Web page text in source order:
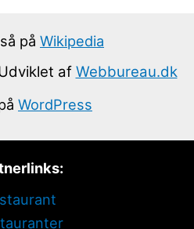
på Wikipedia
af Webbureau.dk
WordPress